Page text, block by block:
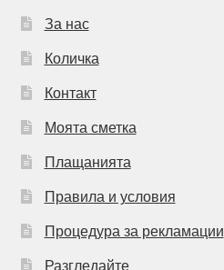
За нас
Количка
Контакт
Моята сметка
Плащанията
Правила и условия
Процедура за рекламации
Разгледайте